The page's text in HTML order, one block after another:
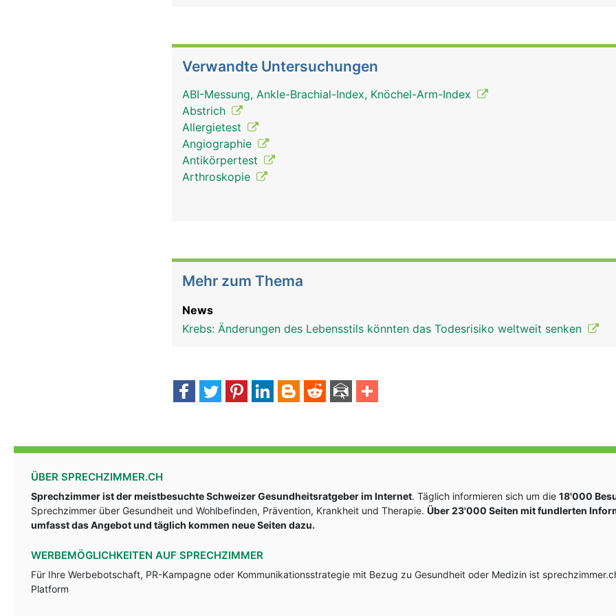
Verwandte Untersuchungen
ABI-Messung, Ankle-Brachial-Index, Knöchel-Arm-Index
Abstrich
Allergietest
Angiographie
Antikörpertest
Arthroskopie
Mehr zum Thema
News
Krebs: Änderungen des Lebensstils könnten das Todesrisiko weltweit senken
ÜBER SPRECHZIMMER.CH
Sprechzimmer ist der meistbesuchte Schweizer Gesundheitsratgeber im Internet. Täglich informieren sich um die 18'000
Sprechzimmer über Gesundheit und Wohlbefinden, Prävention, Krankheit und Therapie. Über 23'000 Seiten mit fundlerten
umfasst das Angebot und täglich kommen neue Seiten dazu.
WERBEMÖGLICHKEITEN AUF SPRECHZIMMER
Für Ihre Werbebotschaft, PR-Kampagne oder Kommunikationsstrategie mit Bezug zu Gesundheit oder Medizin ist
Platform